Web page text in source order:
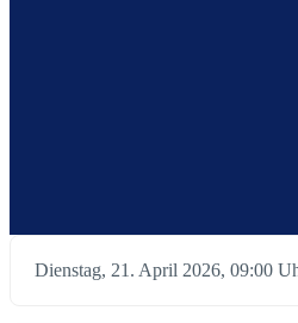
Dienstag, 21. April 2026, 09:00